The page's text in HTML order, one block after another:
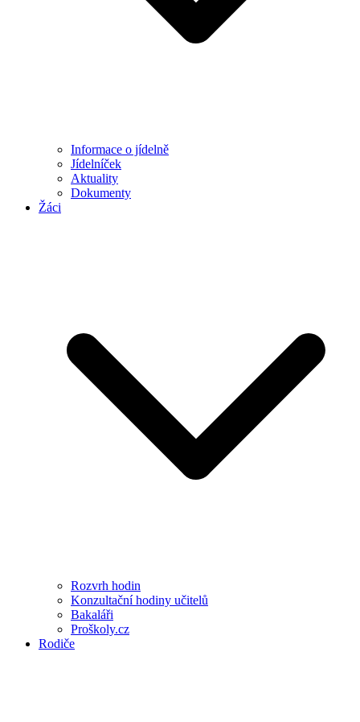
Informace o jídelně
Jídelníček
Aktuality
Dokumenty
Žáci
Rozvrh hodin
Konzultační hodiny učitelů
Bakaláři
Proškoly.cz
Rodiče